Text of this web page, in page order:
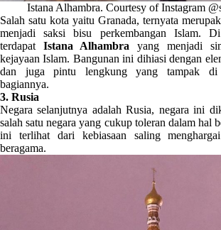
Istana Alhambra. Courtesy of Instagram
Salah satu kota yaitu Granada, ternyata
menjadi saksi bisu perkembangan Islam.
terdapat Istana Alhambra yang menjadi
kejayaan Islam. Bangunan ini dihiasi dengan
dan juga pintu lengkung yang tampak di
bagiannya.
3. Rusia
Negara selanjutnya adalah Rusia, negara ini
salah satu negara yang cukup toleran dalam hal
ini terlihat dari kebiasaan saling
beragama.